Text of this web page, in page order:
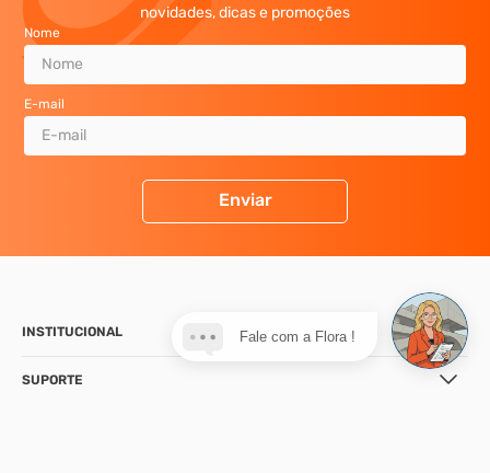
novidades, dicas e promoções
Nome
E-mail
Enviar
INSTITUCIONAL
SUPORTE
Fale com a Flora !